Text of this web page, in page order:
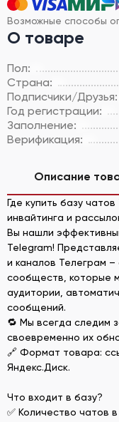
Возможные способы
О товаре
Пол:
Страна:
Подписчики/Друзья:
Год регистрации:
Заполнение:
Верификация:
Описание
Где купить базу
инвайтинга и
Вы нашли
Telegram!
и каналов Телеграм –
сообществ, которые
аудитории,
сообщений.
🔁 Мы всегда следим
своевременно их
🔗 Формат товара:
Яндекс.Диск.
Что входит в базу?
✅ Количество чатов